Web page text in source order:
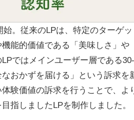
。従来のLPは、特定のターゲ
能的価値である「美味しさ」や
ではメインユーザー層である
おかずを届ける」という訴求を
験価値の訴求を行うことで、よ
指しましたLPを制作しました。